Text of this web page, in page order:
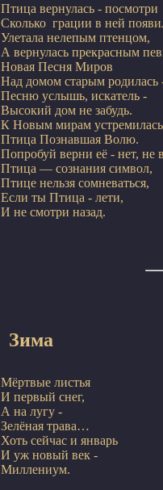
Птица вернулась - посмотри
Сколько  грации в ней
Улетала нелепым птенцом,
А вернулась прекрасным
Новая Песня Миров
Над домом старым родилась
Песню услышь, искатель -
Высокий дом не забудь.
К Новым мирам устремилась
Птица Познавшая Волю.
Попробуй верни её - нет, не
Птица — сознания символ,
Птице нельзя сомневаться,
Если ты Птица - лети,
Зима
Мёртвые листья
И первый снег,
А на лугу -
Зелёная трава…
Хоть сейчас и январь
И уж новый век -
Миллениум.